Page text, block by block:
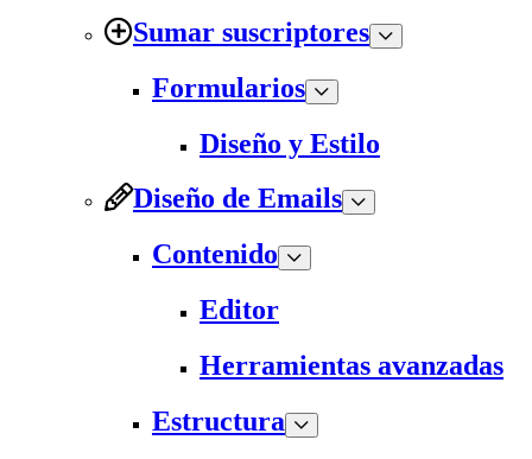
Sumar suscriptores
Formularios
Diseño y Estilo
Diseño de Emails
Contenido
Editor
Herramientas avanzadas
Estructura